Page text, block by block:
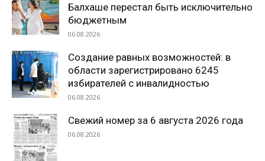
Балхаше перестал быть исключительно
бюджетным
06.08.2026
Создание равных возможностей: в
области зарегистрировано 6245
избирателей с инвалидностью
06.08.2026
Свежий номер за 6 августа 2026 года
06.08.2026